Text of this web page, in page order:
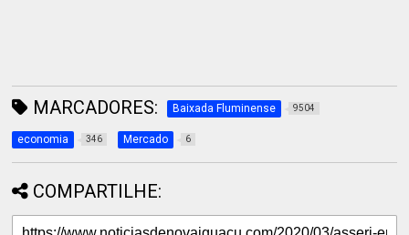
MARCADORES: Baixada Fluminense 9504
economia 346 Mercado 6
COMPARTILHE: